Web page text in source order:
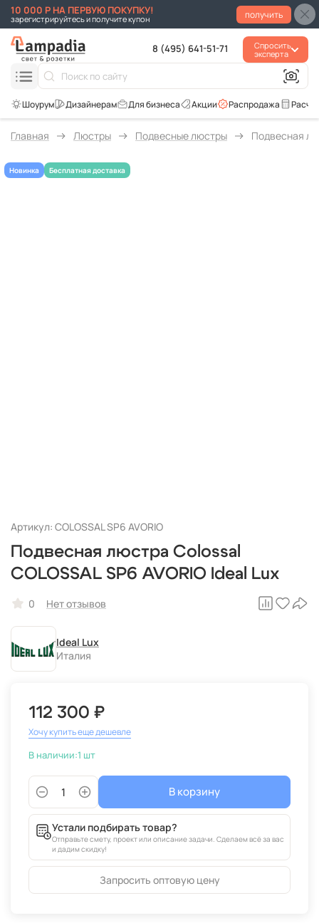
10 000 Р НА ПЕРВУЮ ПОКУПКУ!
зарегистрируйтесь и получите купон получить
8 (495) 641-51-71
Спросить
эксперта
Распродажа
Акции
Для бизнеса
Главная Люстры Подвесные люстры Подвесная
Артикул: COLOSSAL SP6 AVORIO
Подвесная люстра Colossal
COLOSSAL SP6 AVORIO Ideal Lux
0 Нет отзывов
Ideal Lux
Италия
112 300 ₽
Хочу купить еще дешевле
В наличии:1 шт
В корзину
Устали подбирать товар?
Отправьте смету, проект или описание задачи. Сделаем всё за вас
и дадим скидку!
Запросить оптовую цену